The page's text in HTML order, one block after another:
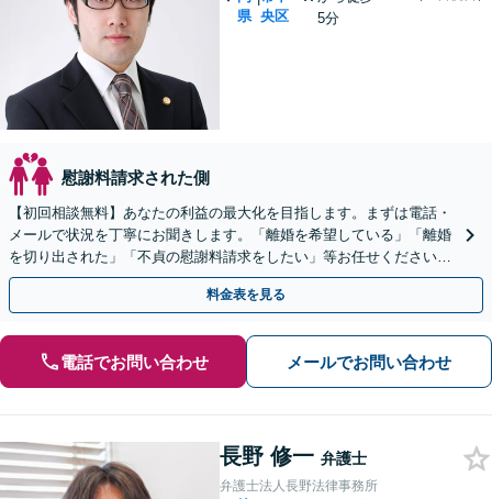
県 央区
5分
慰謝料請求された側
【初回相談無料】あなたの利益の最大化を目指します。まずは電話・
メールで状況を丁寧にお聞きします。「離婚を希望している」「離婚
を切り出された」「不貞の慰謝料請求をしたい」等お任せください。
【リーズナブルな料金設定】
料金表を見る
電話でお問い合わせ メールでお問い合わせ
長野 修一 弁護士
弁護士法人長野法律事務所